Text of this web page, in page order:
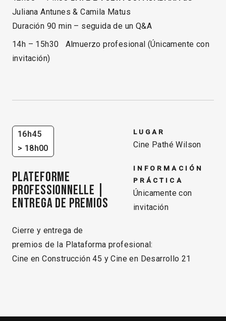
Juliana Antunes & Camila Matus
Duración 90 min – seguida de un Q&A
14h – 15h30 Almuerzo profesional (Únicamente con
invitación)
LUGAR
Cine Pathé Wilson
INFORMACIÓN
PRÁCTICA
Únicamente con
invitación
16h45
> 18h00
PLATEFORME
PROFESSIONNELLE |
Entrega de Premios
Cierre y entrega de
premios de la Plataforma profesional:
Cine en Construcción 45 y Cine en Desarrollo 21